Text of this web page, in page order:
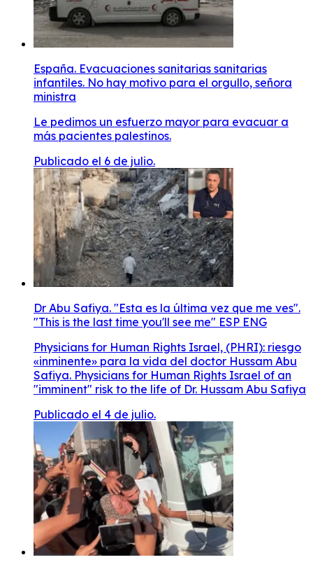
España. Evacuaciones sanitarias sanitarias
infantiles. No hay motivo para el orgullo, señora
ministra
Le pedimos un esfuerzo mayor para evacuar a
más pacientes palestinos.
Publicado el 6 de julio.
Dr Abu Safiya. "Esta es la última vez que me ves".
"This is the last time you'll see me" ESP ENG
Physicians for Human Rights Israel, (PHRI): riesgo
«inminente» para la vida del doctor Hussam Abu
Safiya. Physicians for Human Rights Israel of an
"imminent" risk to the life of Dr. Hussam Abu Safiya
Publicado el 4 de julio.